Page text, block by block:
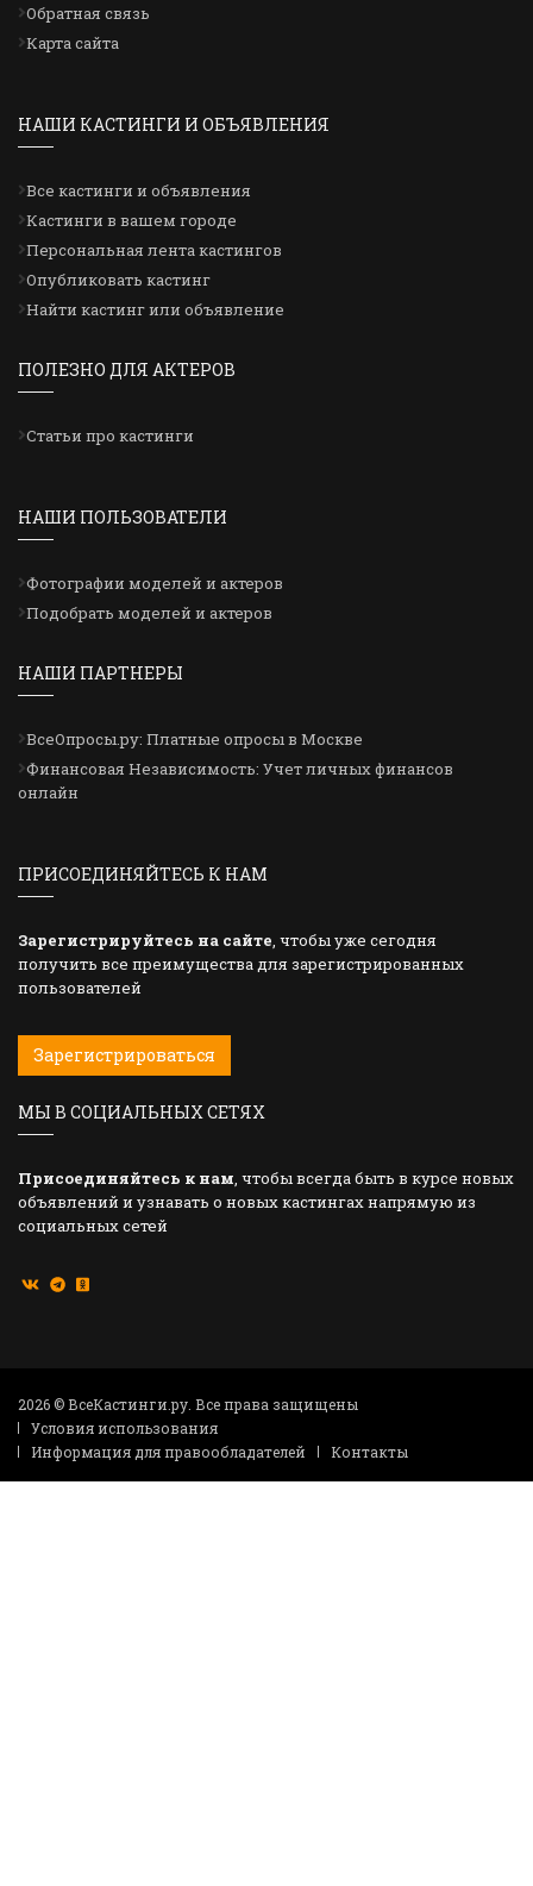
Обратная связь
Карта сайта
НАШИ КАСТИНГИ И ОБЪЯВЛЕНИЯ
Все кастинги и объявления
Кастинги в вашем городе
Персональная лента кастингов
Опубликовать кастинг
Найти кастинг или объявление
ПОЛЕЗНО ДЛЯ АКТЕРОВ
Статьи про кастинги
НАШИ ПОЛЬЗОВАТЕЛИ
Фотографии моделей и актеров
Подобрать моделей и актеров
НАШИ ПАРТНЕРЫ
ВсеОпросы.ру: Платные опросы в Москве
Финансовая Независимость: Учет личных финансов
онлайн
ПРИСОЕДИНЯЙТЕСЬ К НАМ
Зарегистрируйтесь на сайте, чтобы уже сегодня
получить все преимущества для зарегистрированных
пользователей
Зарегистрироваться
МЫ В СОЦИАЛЬНЫХ СЕТЯХ
Присоединяйтесь к нам, чтобы всегда быть в курсе новых
объявлений и узнавать о новых кастингах напрямую из
социальных сетей
2026 © ВсеКастинги.ру. Все права защищены
Условия использования
Информация для правообладателей
Контакты